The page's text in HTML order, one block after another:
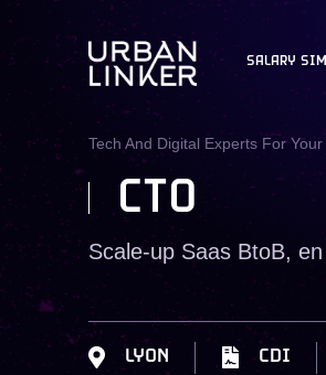
SALARY
Tech And Digital Experts For
CTO
Scale-up Saas BtoB,
LYON CDI